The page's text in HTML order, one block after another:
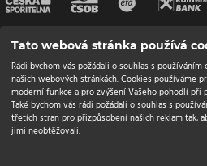
Tato webová stránka používá
Rádi bychom vás požádali o souhlas s používáním
našich webových stránkách. Cookies používáme
moderní funkce a pro zvýšení Vašeho pohodlí při
Také bychom vás rádi požádali o souhlas s
třetích stran pro přizpůsobení našich reklam tak,
jimi neobtěžovali.